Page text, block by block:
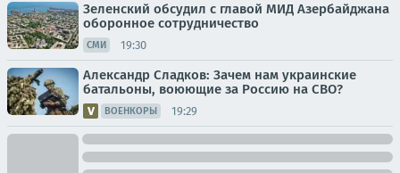
Зеленский обсудил с главой МИД Азербайджана
оборонное сотрудничество
СМИ 19:30
Александр Сладков: Зачем нам украинские
батальоны, воюющие за Россию на СВО?
ВОЕНКОРЫ 19:29